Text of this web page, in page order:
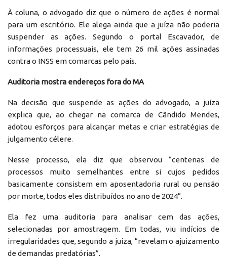
À coluna, o advogado diz que o número de ações é normal
para um escritório. Ele alega ainda que a juíza não poderia
suspender as ações. Segundo o portal Escavador, de
informações processuais, ele tem 26 mil ações assinadas
contra o INSS em comarcas pelo país.
Auditoria mostra endereços fora do MA
Na decisão que suspende as ações do advogado, a juíza
explica que, ao chegar na comarca de Cândido Mendes,
adotou esforços para alcançar metas e criar estratégias de
julgamento célere.
Nesse processo, ela diz que observou “centenas de
processos muito semelhantes entre si cujos pedidos
basicamente consistem em aposentadoria rural ou pensão
por morte, todos eles distribuídos no ano de 2024”.
Ela fez uma auditoria para analisar cem das ações,
selecionadas por amostragem. Em todas, viu indícios de
irregularidades que, segundo a juíza, “revelam o ajuizamento
de demandas predatórias”.